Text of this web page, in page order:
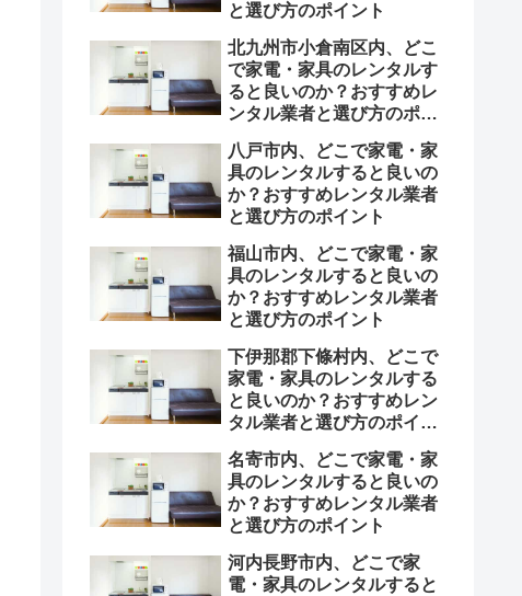
と選び方のポイント
北九州市小倉南区内、どこ
で家電・家具のレンタルす
ると良いのか？おすすめレ
ンタル業者と選び方のポイ
八戸市内、どこで家電・家
具のレンタルすると良いの
か？おすすめレンタル業者
と選び方のポイント
福山市内、どこで家電・家
具のレンタルすると良いの
か？おすすめレンタル業者
と選び方のポイント
下伊那郡下條村内、どこで
家電・家具のレンタルする
と良いのか？おすすめレン
タル業者と選び方のポイン
名寄市内、どこで家電・家
具のレンタルすると良いの
か？おすすめレンタル業者
と選び方のポイント
河内長野市内、どこで家
電・家具のレンタルすると